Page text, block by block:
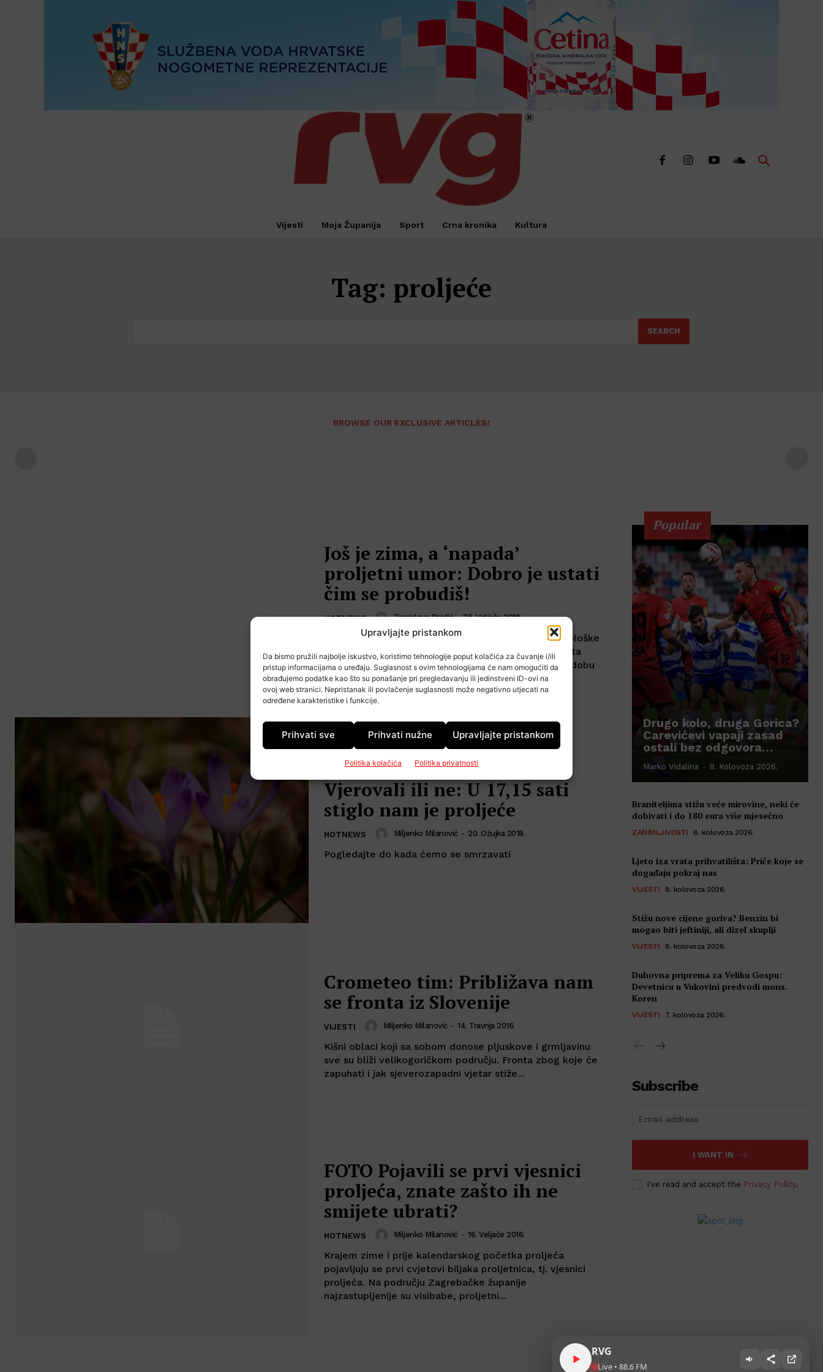
Upravljajte pristankom
Da bismo pružili najbolje iskustvo, koristimo tehnologije poput kolačića za čuvanje i/ili
pristup informacijama o uređaju. Suglasnost s ovim tehnologijama će nam omogućiti da
obrađujemo podatke kao što su ponašanje pri pregledavanju ili jedinstveni ID-ovi na
ovoj web stranici. Nepristanak ili povlačenje suglasnosti može negativno utjecati na
određene karakteristike i funkcije.
Prihvati sve Prihvati nužne Upravljajte pristankom
Politika kolačića Politika privatnosti
Vijesti Moja Županija Sport Crna kronika Kultura
Tag: proljeće
SEARCH
BROWSE OUR EXCLUSIVE ARTICLES!
Još je zima, a ‘napada’
proljetni umor: Dobro je ustati
čim se probudiš!
HOTNEWS Tomislava Bradić - 25. Veljače 2019.
Radi se o sindromu uzrokovanom smanjenjem imunološke
obrambene snage organizma - slijedi nekoliko savjeta
kako ga prebroditi i nesmetano uživati u godišnjem dobu
kojeg svi željno iščekujemo
Vjerovali ili ne: U 17,15 sati
stiglo nam je proljeće
HOTNEWS Miljenko Milanović - 20. Ožujka 2018.
Pogledajte do kada ćemo se smrzavati
Crometeo tim: Približava nam
se fronta iz Slovenije
VIJESTI Miljenko Milanović - 14. Travnja 2016.
Kišni oblaci koji sa sobom donose pljuskove i grmljavinu
sve su bliži velikogoričkom području. Fronta zbog koje će
zapuhati i jak sjeverozapadni vjetar stiže...
FOTO Pojavili se prvi vjesnici
proljeća, znate zašto ih ne
smijete ubrati?
HOTNEWS Miljenko Milanović - 16. Veljače 2016.
Krajem zime i prije kalendarskog početka proljeća
pojavljuju se prvi cvjetovi biljaka proljetnica, tj. vjesnici
proljeća. Na području Zagrebačke županije
najzastupljenije su visibabe, proljetni...
Popular
Drugo kolo, druga Gorica?
Carevićevi vapaji zasad
ostali bez odgovora…
Marko Vidalina - 8. Kolovoza 2026.
Braniteljima stižu veće mirovine, neki će
dobivati i do 180 eura više mjesečno
ZANIMLJIVOSTI 8. kolovoza 2026.
Ljeto iza vrata prihvatilišta: Priče koje se
događaju pokraj nas
VIJESTI 8. kolovoza 2026.
Stižu nove cijene goriva? Benzin bi
mogao biti jeftiniji, ali dizel skuplji
VIJESTI 8. kolovoza 2026.
Duhovna priprema za Veliku Gospu:
Devetnicu u Vukovini predvodi mons.
Koren
VIJESTI 7. kolovoza 2026.
Subscribe
I WANT IN
I've read and accept the Privacy Policy.
RVG
Live • 88.6 FM